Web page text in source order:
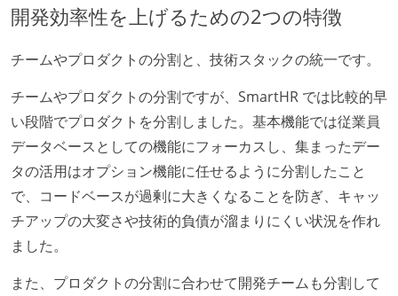
開発効率性を上げるための2つの特徴
チームやプロダクトの分割と、技術スタックの統一です。
チームやプロダクトの分割ですが、SmartHR では比較的早
い段階でプロダクトを分割しました。基本機能では従業員
データベースとしての機能にフォーカスし、集まったデー
タの活用はオプション機能に任せるように分割したこと
で、コードベースが過剰に大きくなることを防ぎ、キャッ
チアップの大変さや技術的負債が溜まりにくい状況を作れ
ました。
また、プロダクトの分割に合わせて開発チームも分割して